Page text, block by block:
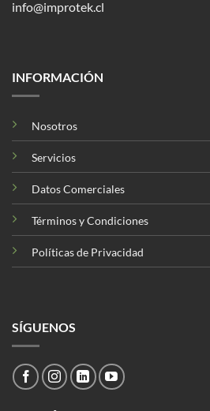
info@improtek.cl
INFORMACIÓN
Nosotros
Servicios
Datos Comerciales
Términos y Condiciones
Políticas de Privacidad
SÍGUENOS